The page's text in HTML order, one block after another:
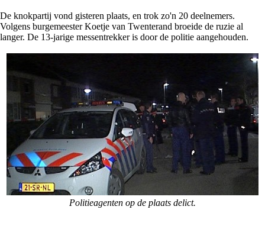
De knokpartij vond gisteren plaats, en trok zo'n 20 deelnemers.
Volgens burgemeester Koetje van Twenterand broeide de ruzie al
langer. De 13-jarige messentrekker is door de politie aangehouden.
Politieagenten op de plaats delict.